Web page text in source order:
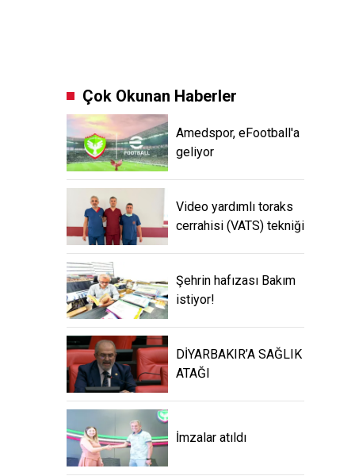
Çok Okunan Haberler
Amedspor, eFootball'a
geliyor
Video yardımlı toraks
cerrahisi (VATS) tekniği
Şehrin hafızası Bakım
istiyor!
DİYARBAKIR’A SAĞLIK
ATAĞI
İmzalar atıldı